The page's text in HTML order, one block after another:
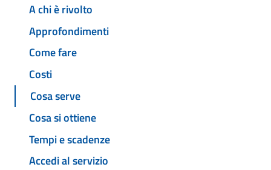
A chi è rivolto
Approfondimenti
Come fare
Costi
Cosa serve
Cosa si ottiene
Tempi e scadenze
Accedi al servizio